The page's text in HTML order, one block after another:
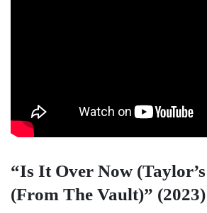
“Is It Over Now
(From The Vault)” (2023)